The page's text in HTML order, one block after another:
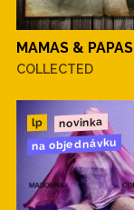
MAMAS & PAPAS
COLLECTED
lp novinka
na objednávku